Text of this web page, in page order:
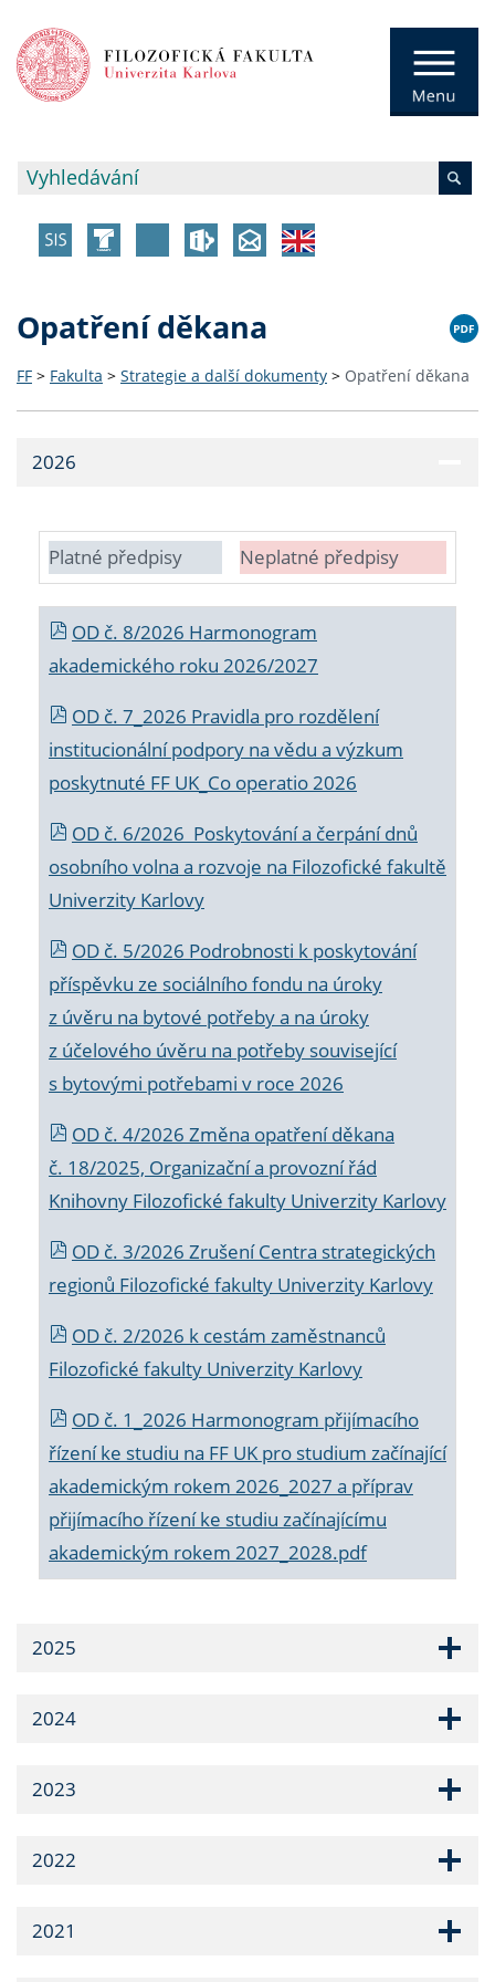
Opatření děkana
FF > Fakulta > Strategie a další dokumenty > Opatření děkana
2026
Platné předpisy Neplatné předpisy
OD č. 8/2026 Harmonogram
akademického roku 2026/2027
OD č. 7_2026 Pravidla pro rozdělení
institucionální podpory na vědu a výzkum
poskytnuté FF UK_Co operatio 2026
OD č. 6/2026 Poskytování a čerpání dnů
osobního volna a rozvoje na Filozofické fakultě
Univerzity Karlovy
OD č. 5/2026 Podrobnosti k poskytování
příspěvku ze sociálního fondu na úroky
z úvěru na bytové potřeby a na úroky
z účelového úvěru na potřeby související
s bytovými potřebami v roce 2026
OD č. 4/2026 Změna opatření děkana
č. 18/2025, Organizační a provozní řád
Knihovny Filozofické fakulty Univerzity Karlovy
OD č. 3/2026 Zrušení Centra strategických
regionů Filozofické fakulty Univerzity Karlovy
OD č. 2/2026 k cestám zaměstnanců
Filozofické fakulty Univerzity Karlovy
OD č. 1_2026 Harmonogram přijímacího
řízení ke studiu na FF UK pro studium začínající
akademickým rokem 2026_2027 a příprav
přijímacího řízení ke studiu začínajícímu
akademickým rokem 2027_2028.pdf
2025
2024
2023
2022
2021